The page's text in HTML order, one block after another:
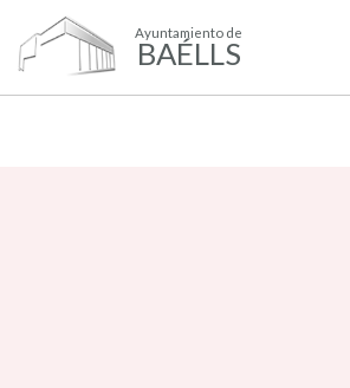
Ayuntamiento de
BAÉLLS